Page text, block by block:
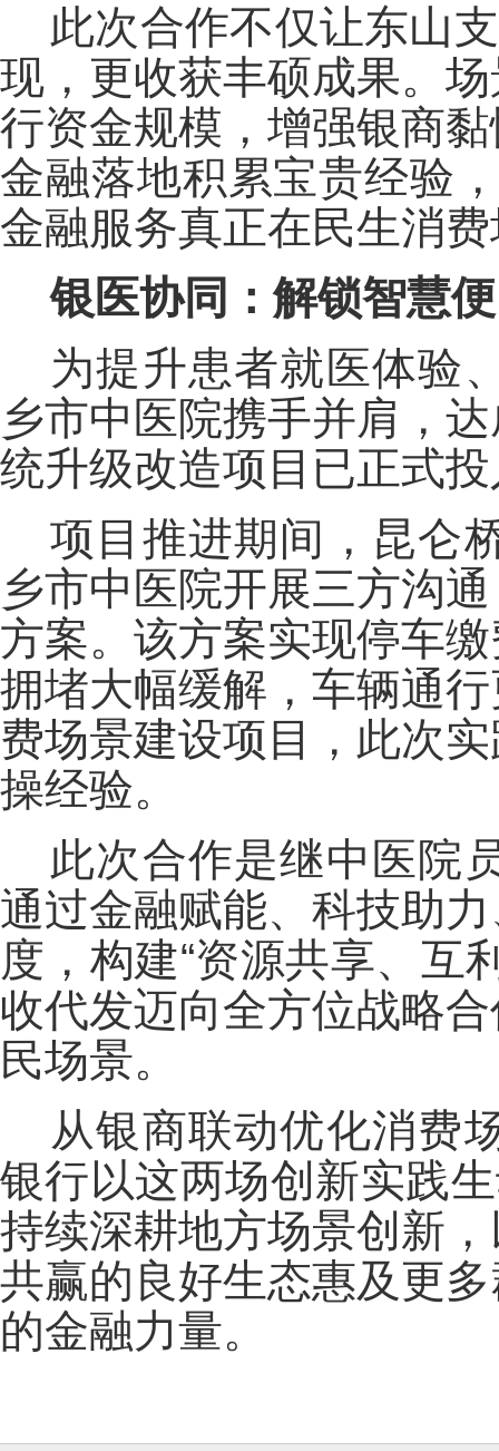
此次合作不仅让东山
现，更收获丰硕成果。
行资金规模，增强银商
金融落地积累宝贵经验
金融服务真正在民生消
银医协同：解锁智慧
为提升患者就医体验
乡市中医院携手并肩，
统升级改造项目已正式
项目推进期间，昆仑
乡市中医院开展三方沟
方案。该方案实现停车
拥堵大幅缓解，车辆通
费场景建设项目，此次
操经验。
此次合作是继中医院
通过金融赋能、科技助
度，构建“资源共享、互
收代发迈向全方位战略
民场景。
从银商联动优化消费
银行以这两场创新实践
持续深耕地方场景创新
共赢的良好生态惠及更
的金融力量。